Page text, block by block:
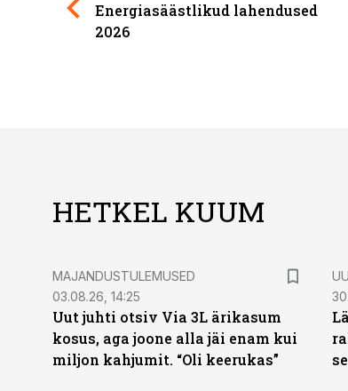
Energiasäästlikud lahendused
2026
HETKEL KUUM
MAJANDUSTULEMUSED
03.08.26, 14:25
Uut juhti otsiv Via 3L ärikasum
kosus, aga joone alla jäi enam kui
miljon kahjumit. “Oli keerukas”